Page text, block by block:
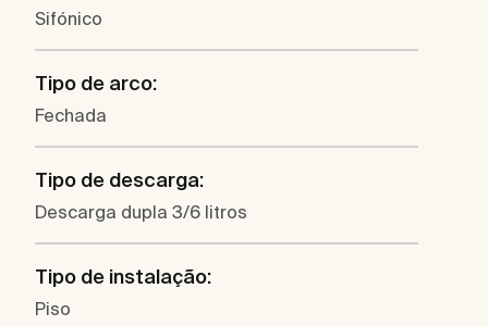
Sifónico
Tipo de arco:
Fechada
Tipo de descarga:
Descarga dupla 3/6 litros
Tipo de instalação:
Piso